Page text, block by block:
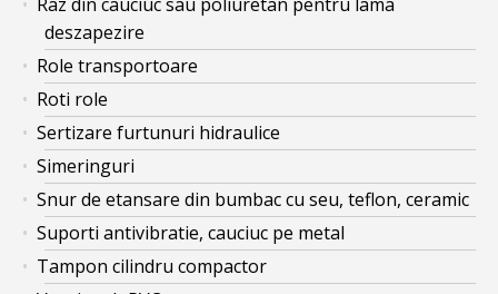
deszapezire
Role transportoare
Roti role
Sertizare furtunuri hidraulice
Simeringuri
Snur de etansare din bumbac cu seu, teflon, ceramic
Suporti antivibratie, cauciuc pe metal
Tampon cilindru compactor